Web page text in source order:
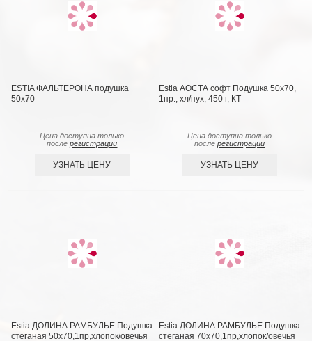
ESTIA ФАЛЬТЕРОНА подушка
50х70
Цена доступна только
послерегистрации
УЗНАТЬ ЦЕНУ
Estia АОСТА софт Подушка 50х70,
1пр., хл/пух, 450 г, КТ
Цена доступна только
послерегистрации
УЗНАТЬ ЦЕНУ
Estia ДОЛИНА РАМБУЛЬЕ Подушка
стеганая 50х70,1пр,хлопок/овечья
Estia ДОЛИНА РАМБУЛЬЕ Подушка
стеганая 70х70,1пр,хлопок/овечья